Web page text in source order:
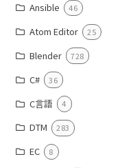
Ansible 46
Atom Editor 25
Blender 728
C# 36
C言語 4
DTM 283
EC 8